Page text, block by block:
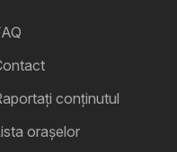
conținutul
oraşelor